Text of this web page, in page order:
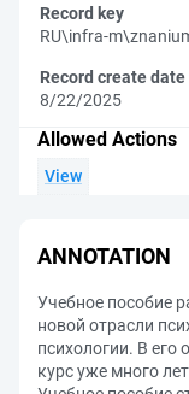
Record key
RU\infra-
Record create date
8/22/2025
Allowed Actions
View
ANNOTATION
Учебное пособие
новой отрасли
психологии. В его
курс уже много